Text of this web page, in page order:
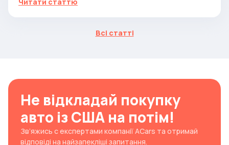
Всі статті
Не відкладай покупку
авто із США на потім!
Зв’яжись с експертами компанії ACars та отримай
відповіді на найзапекліші запитання.